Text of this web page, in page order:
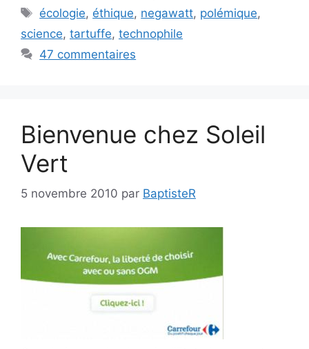
Étiquettes
écologie, éthique, negawatt, polémique,
science, tartuffe, technophile
47 commentaires
Bienvenue chez Soleil
Vert
5 novembre 2010 par BaptisteR